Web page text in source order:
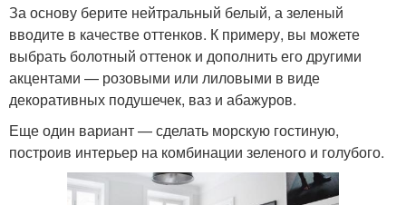
За основу берите нейтральный белый, а зеленый
вводите в качестве оттенков. К примеру, вы можете
выбрать болотный оттенок и дополнить его другими
акцентами — розовыми или лиловыми в виде
декоративных подушечек, ваз и абажуров.
Еще один вариант — сделать морскую гостиную,
построив интерьер на комбинации зеленого и голубого.